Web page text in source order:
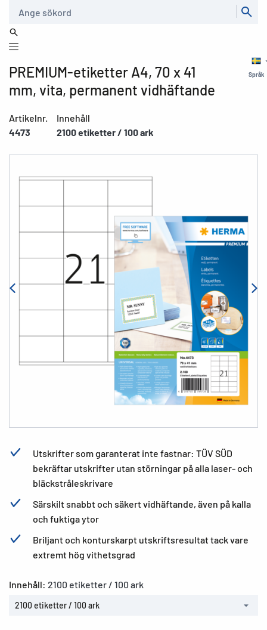
Språk
PREMIUM-etiketter A4, 70 x 41
mm, vita, permanent vidhäftande
Artikelnr.
4473
Innehåll
2100 etiketter / 100 ark
Utskrifter som garanterat inte fastnar: TÜV SÜD
bekräftar utskrifter utan störningar på alla laser- och
bläckstråleskrivare
Särskilt snabbt och säkert vidhäftande, även på kalla
och fuktiga ytor
Briljant och konturskarpt utskriftsresultat tack vare
extremt hög vithetsgrad
Innehåll: 2100 etiketter / 100 ark
2100 etiketter / 100 ark